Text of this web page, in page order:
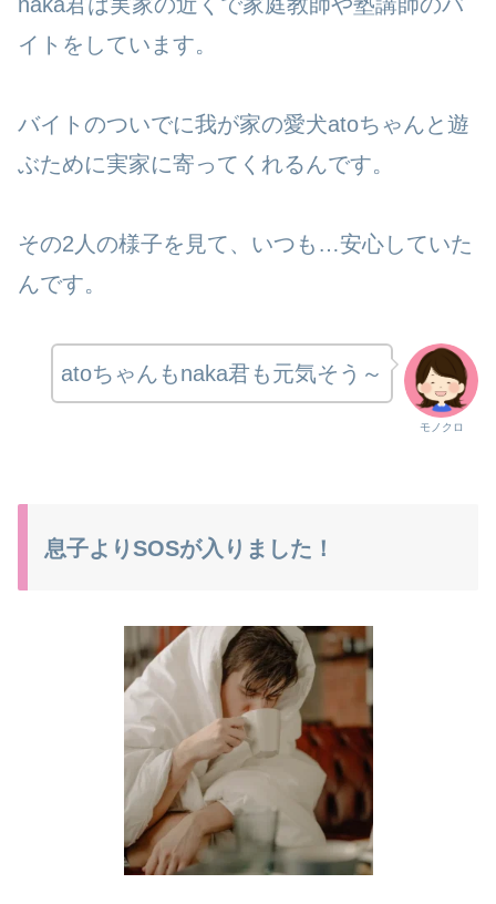
イトをしています。
バイトのついでに我が家の愛犬atoちゃんと遊
ぶために実家に寄ってくれるんです。
その2人の様子を見て、いつも…安心していた
んです。
モノクロ
atoちゃんもnaka君も元気そう～
息子よりSOSが入りました！